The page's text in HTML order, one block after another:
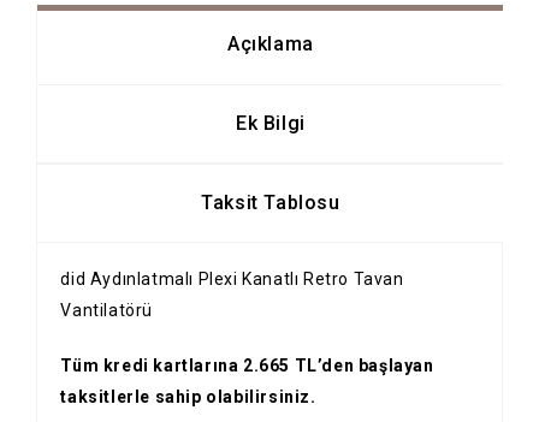
Açıklama
Ek Bilgi
Taksit Tablosu
did Aydınlatmalı Plexi Kanatlı Retro Tavan
Vantilatörü
Tüm kredi kartlarına 2.665 TL’den başlayan
taksitlerle sahip olabilirsiniz.